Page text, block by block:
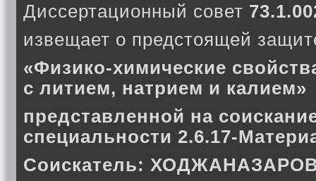
Диссертационный совет
извещает о предстоящей
«Физико-химические
с литием, натрием и калием»
представленной на
специальности 2.6.17-
Соискатель: